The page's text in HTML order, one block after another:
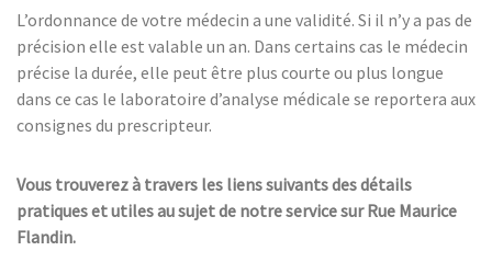
L’ordonnance de votre médecin a une validité. Si il n’y a pas de
précision elle est valable un an. Dans certains cas le médecin
précise la durée, elle peut être plus courte ou plus longue
dans ce cas le laboratoire d’analyse médicale se reportera aux
consignes du prescripteur.
Vous trouverez à travers les liens suivants des détails
pratiques et utiles au sujet de notre service sur Rue Maurice
Flandin.